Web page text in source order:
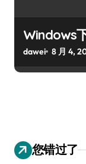
Windows
dawei 8 月 4,
您错过了